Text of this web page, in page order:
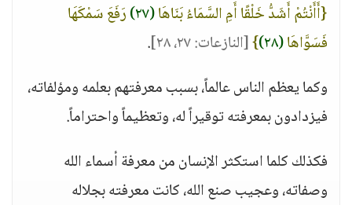
{أَأَنْتُمْ أَشَدُّ خَلْقًا أَمِ السَّمَاءُ بَنَاهَا(٢٧)
رَفَعَ سَمْكَهَا
فَسَوَّاهَا(٢٨) }[النازعات: ٢٧، ٢٨]
.
وكما يعظم الناس عالماً، بسبب معرفتهم بعلمه ومؤلفاته،
فيزدادون بمعرفته توقيراً له، وتعظيماً واحتراماً.
فكذلك كلما استكثر الإنسان من معرفة أسماء الله
وصفاته، وعجيب صنع الله، كانت معرفته بجلاله